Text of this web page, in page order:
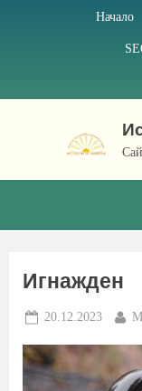
Начало
Игнажден
Posted
20.12.2023